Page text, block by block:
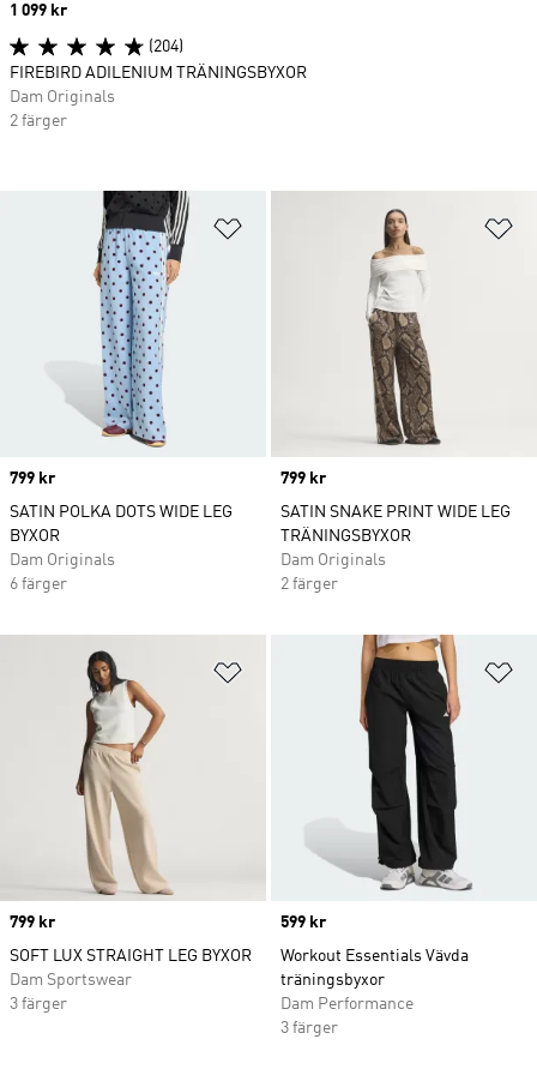
Lägg till på önskelistan
Price
799 kr
SATIN POLKA DOTS WIDE LEG
BYXOR
Dam Originals
6 färger
Price
799 kr
SATIN SNAKE PRINT WIDE LEG
TRÄNINGSBYXOR
Dam Originals
2 färger
Lägg till på önskelistan
Price
799 kr
SOFT LUX STRAIGHT LEG BYXOR
Dam Sportswear
3 färger
Price
599 kr
Workout Essentials Vävda
träningsbyxor
Dam Performance
3 färger
Price
1 099 kr
(204)
FIREBIRD ADILENIUM TRÄNINGSBYXOR
Dam Originals
2 färger